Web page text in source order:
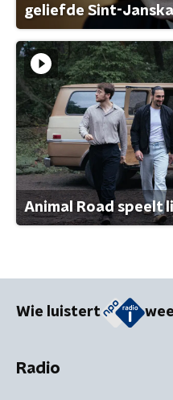
geliefde Sint-
Animal Road speelt
Wie luistert
Radio